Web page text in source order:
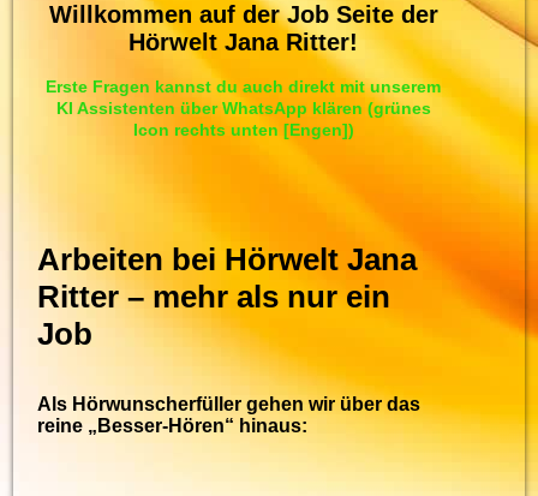
Willkommen auf der Job Seite der
Hörwelt Jana Ritter!
Erste Fragen kannst du auch direkt mit unserem
KI Assistenten über WhatsApp klären (grünes
Icon rechts unten [Engen])
Arbeiten bei Hörwelt Jana
Ritter – mehr als nur ein
Job
Als Hörwunscherfüller gehen wir über das
reine „Besser-Hören“ hinaus: